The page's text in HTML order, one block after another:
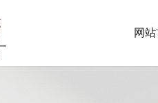
网